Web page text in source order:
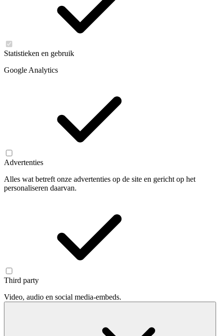
Statistieken en gebruik
Google Analytics
Advertenties
Alles wat betreft onze advertenties op de site en gericht op het
personaliseren daarvan.
Third party
Video, audio en social media-embeds.